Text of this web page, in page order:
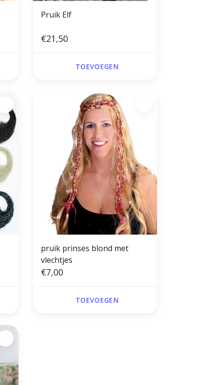
Pruik Elf
€21,50
TOEVOEGEN
pruik prinses blond met
vlechtjes
€7,00
TOEVOEGEN